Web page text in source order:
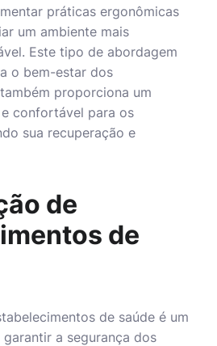
práticas ergonômicas
um ambiente mais
Este tipo de abordagem
o bem-estar dos
proporciona um
confortável para os
sua recuperação e
de
de
de saúde é um
a segurança dos